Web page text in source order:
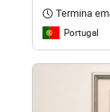
Termina em
Portugal